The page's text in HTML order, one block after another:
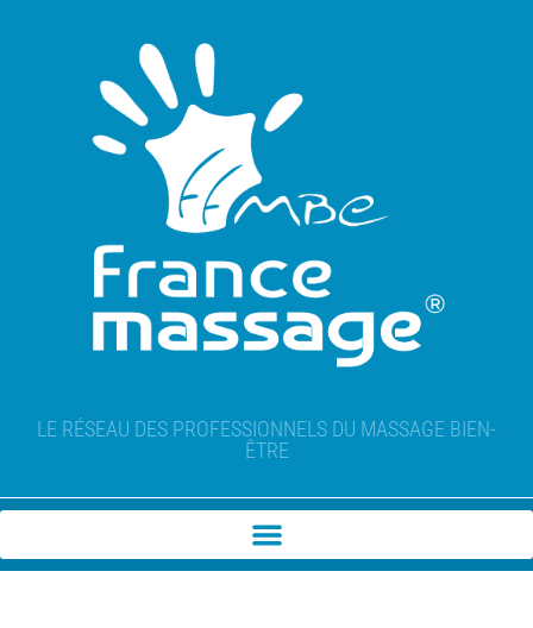
LE RÉSEAU DES PROFESSIONNELS DU MASSAGE BIEN-
ÊTRE